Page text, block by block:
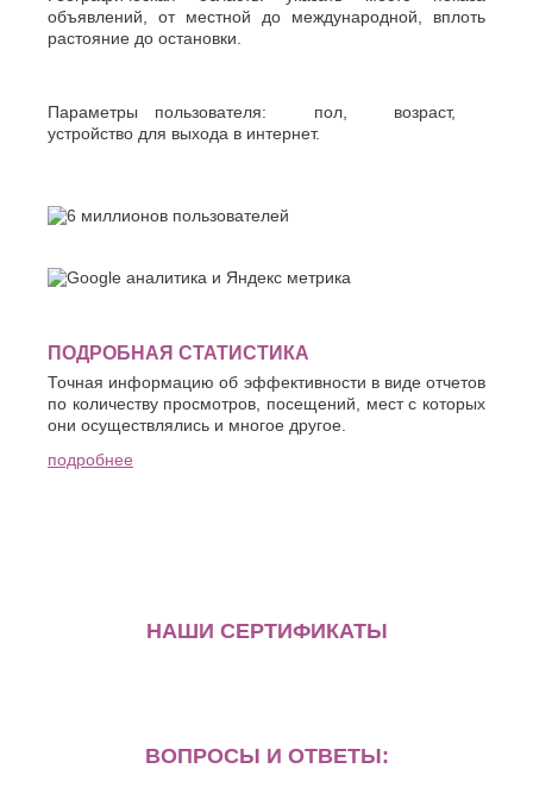
объявлений, от местной до международной, вплоть
растояние до остановки.
Параметры пользователя: пол, возраст,
устройство для выхода в интернет.
ПОДРОБНАЯ СТАТИСТИКА
Точная информацию об эффективности в виде отчетов
по количеству просмотров, посещений, мест с которых
они осуществлялись и многое другое.
подробнее
НАШИ СЕРТИФИКАТЫ
ВОПРОСЫ И ОТВЕТЫ: